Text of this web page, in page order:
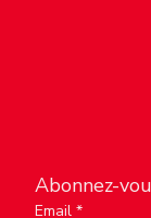
Abonnez-
Email *